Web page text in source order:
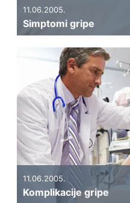
11.06.2005.
Simptomi gripe
11.06.2005.
Komplikacije gripe